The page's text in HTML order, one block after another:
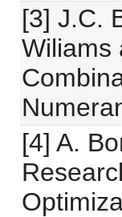
[3] J.C.
Wiliams
[4] A.